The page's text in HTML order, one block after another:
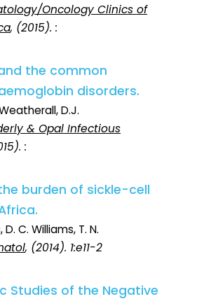
Oncology Clinics of
, (2015). :
the common
disorders.
D.J.
& Opal Infectious
:
burden of sickle-cell
D. C. Williams, T. N.
, (2014). 1:e11-2
Studies of the Negative